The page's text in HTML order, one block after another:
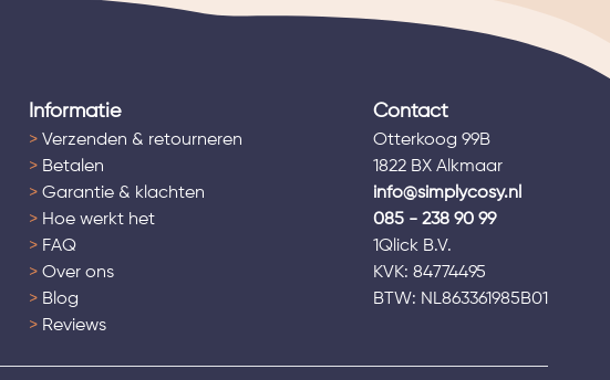
Informatie
> Verzenden & retourneren
> Betalen
> Garantie & klachten
> Hoe werkt het
> FAQ
> Over ons
> Blog
> Reviews
Contact
Otterkoog 99B
1822 BX Alkmaar
info@simplycosy.nl
085 - 238 90 99
1Qlick B.V.
KVK: 84774495
BTW: NL863361985B01